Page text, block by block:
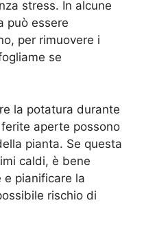
stress. In alcune
può essere
per rimuovere i
se
la potatura durante
aperte possono
pianta. Se questa
caldi, è bene
e pianificare la
rischio di